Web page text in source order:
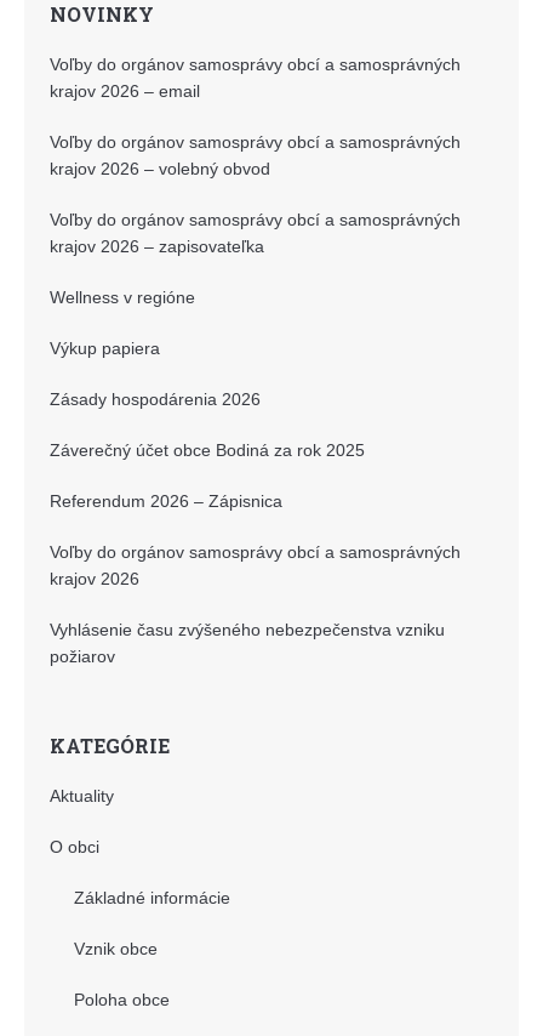
NOVINKY
Voľby do orgánov samosprávy obcí a samosprávných
krajov 2026 – email
Voľby do orgánov samosprávy obcí a samosprávných
krajov 2026 – volebný obvod
Voľby do orgánov samosprávy obcí a samosprávných
krajov 2026 – zapisovateľka
Wellness v regióne
Výkup papiera
Zásady hospodárenia 2026
Záverečný účet obce Bodiná za rok 2025
Referendum 2026 – Zápisnica
Voľby do orgánov samosprávy obcí a samosprávných
krajov 2026
Vyhlásenie času zvýšeného nebezpečenstva vzniku
požiarov
KATEGÓRIE
Aktuality
O obci
Základné informácie
Vznik obce
Poloha obce